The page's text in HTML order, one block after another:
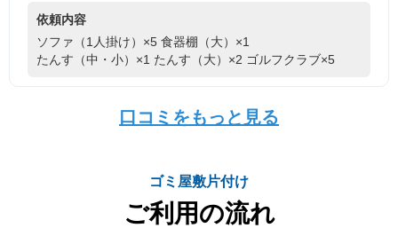
依頼内容
ソファ（1人掛け）×5 食器棚（大）×1
たんす（中・小）×1 たんす（大）×2 ゴルフクラブ×5
口コミをもっと見る
ゴミ屋敷片付け
ご利用の流れ